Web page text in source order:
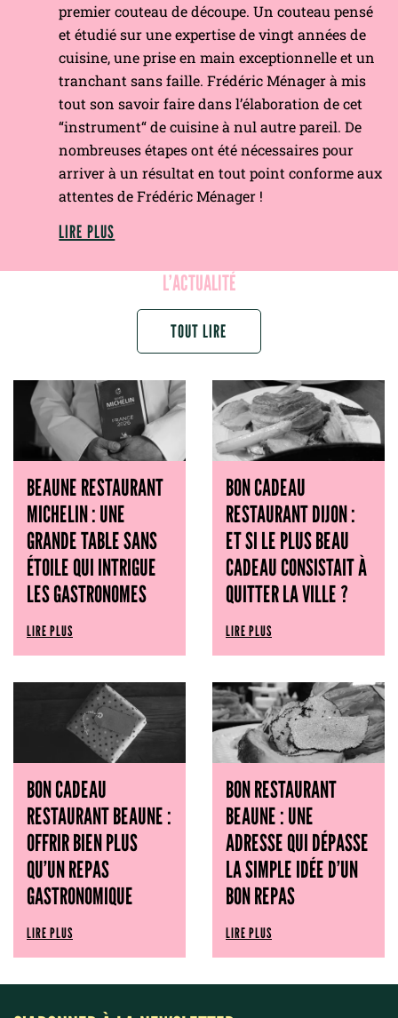
premier couteau de découpe. Un couteau pensé
et étudié sur une expertise de vingt années de
cuisine, une prise en main exceptionnelle et un
tranchant sans faille. Frédéric Ménager à mis
tout son savoir faire dans l’élaboration de cet
“instrument“ de cuisine à nul autre pareil. De
nombreuses étapes ont été nécessaires pour
arriver à un résultat en tout point conforme aux
attentes de Frédéric Ménager !
LIRE PLUS
L’ACTUALITÉ
TOUT LIRE
BEAUNE RESTAURANT
MICHELIN : UNE
GRANDE TABLE SANS
ÉTOILE QUI INTRIGUE
LES GASTRONOMES
LIRE PLUS
BON CADEAU
RESTAURANT DIJON :
ET SI LE PLUS BEAU
CADEAU CONSISTAIT À
QUITTER LA VILLE ?
LIRE PLUS
BON CADEAU
RESTAURANT BEAUNE :
OFFRIR BIEN PLUS
QU’UN REPAS
GASTRONOMIQUE
LIRE PLUS
BON RESTAURANT
BEAUNE : UNE
ADRESSE QUI DÉPASSE
LA SIMPLE IDÉE D’UN
BON REPAS
LIRE PLUS